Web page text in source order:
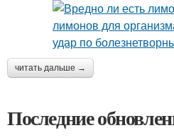
читать дальше →
Последние